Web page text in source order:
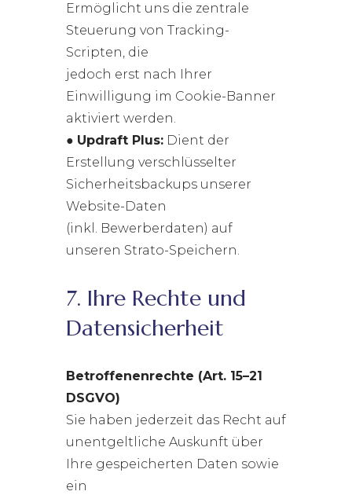
Ermöglicht uns die zentrale
Steuerung von Tracking-
Scripten, die
jedoch erst nach Ihrer
Einwilligung im Cookie-Banner
aktiviert werden.
● Updraft Plus: Dient der
Erstellung verschlüsselter
Sicherheitsbackups unserer
Website-Daten
(inkl. Bewerberdaten) auf
unseren Strato-Speichern.
7. Ihre Rechte und
Datensicherheit
Betroffenenrechte (Art. 15–21
DSGVO)
Sie haben jederzeit das Recht auf
unentgeltliche Auskunft über
Ihre gespeicherten Daten sowie
ein